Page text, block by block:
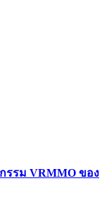
กรรม VRMMO ของ